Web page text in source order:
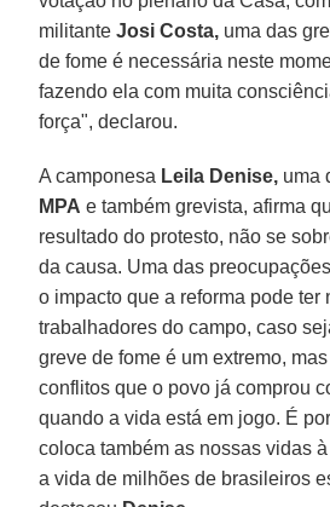
militanteJosi Costa, uma das
de fome é necessária neste
fazendo ela com muita
força", declarou.
A camponesa Leila Denise, uma
MPA e também grevista, afirma
resultado do protesto, não se
da causa. Uma das
o impacto que a reforma pode ter
trabalhadores do campo, caso
greve de fome é um extremo,
conflitos que o povo já comprou
quando a vida está em jogo. É
coloca também as nossas vidas
a vida de milhões de brasileiros